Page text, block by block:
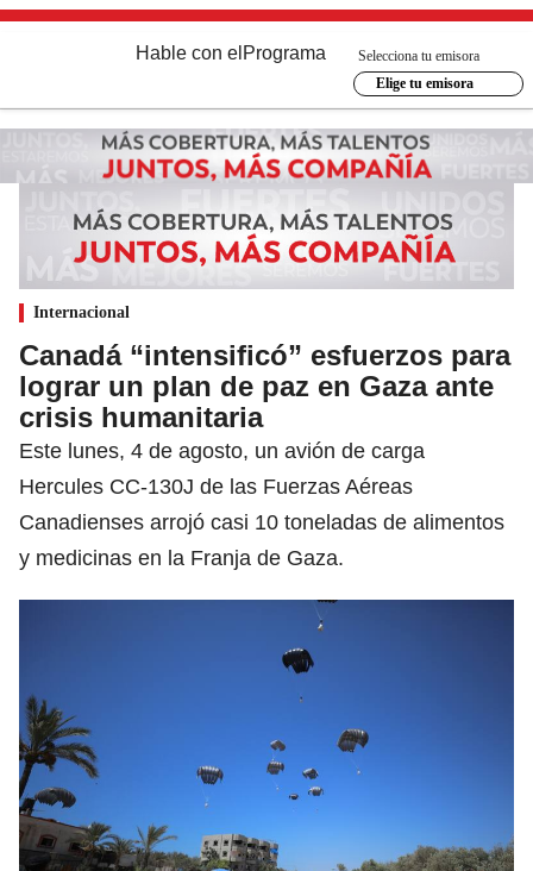
Hable con el Programa
Selecciona tu emisora
Elige tu emisora
Internacional
Canadá “intensificó” esfuerzos para
lograr un plan de paz en Gaza ante
crisis humanitaria
Este lunes, 4 de agosto, un avión de carga
Hercules CC-130J de las Fuerzas Aéreas
Canadienses arrojó casi 10 toneladas de alimentos
y medicinas en la Franja de Gaza.